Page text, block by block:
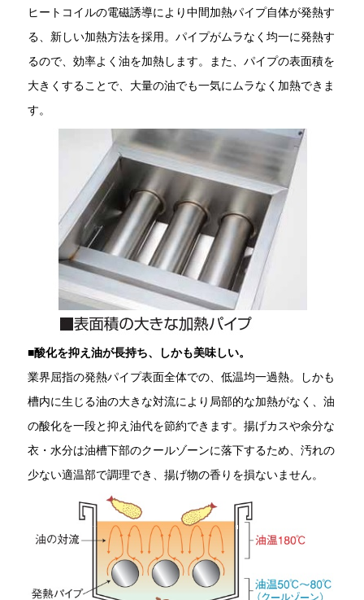
ヒートコイルの電磁誘導により中間加熱パイプ自体が発熱す
る、新しい加熱方法を採用。パイプがムラなく均一に発熱す
るので、効率よく油を加熱します。また、パイプの表面積を
大きくすることで、大量の油でも一気にムラなく加熱できま
す。
■酸化を抑え油が長持ち、しかも美味しい。
業界屈指の発熱パイプ表面全体での、低温均一過熱。しかも
槽内に生じる油の大きな対流により局部的な加熱がなく、油
の酸化を一段と抑え油代を節約できます。揚げカスや余分な
衣・水分は油槽下部のクールゾーンに落下するため、汚れの
少ない適温部で調理でき、揚げ物の香りを損ないません。